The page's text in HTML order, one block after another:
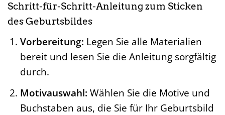
Schritt-für-Schritt-Anleitung zum Sticken
des Geburtsbildes
Vorbereitung: Legen Sie alle Materialien
bereit und lesen Sie die Anleitung sorgfältig
durch.
Motivauswahl: Wählen Sie die Motive und
Buchstaben aus, die Sie für Ihr Geburtsbild